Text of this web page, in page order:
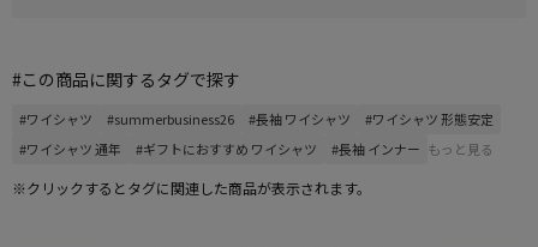
#この商品に関するタグで探す
#ワイシャツ #summerbusiness26 #長袖 ワイシャツ
#ワイシャツ 形態安定
#ワイシャツ 通年
#ギフトにおすすめ ワイシャツ #長袖 インナー もっと見る
※クリックするとタグに関連した商品が表示されます。